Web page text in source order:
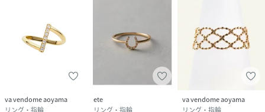
va vendome aoyama
リング・指輪
ete
リング・指輪
va vendome aoyama
リング・指輪